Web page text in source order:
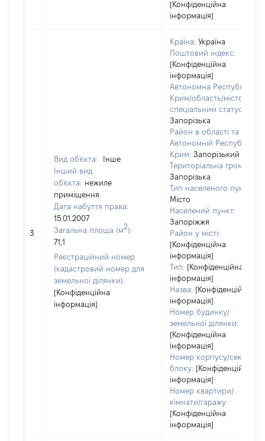
[Конфіденційна
інформація]
3
Вид об'єкта:
Інше
Інший вид
об'єкта: нежиле
приміщення
Дата набуття права:
15.01.2007
Загальна площа (м2):
71,1
Реєстраційний номер
(кадастровий номер для
земельної ділянки):
[Конфіденційна
інформація]
Країна: Україна
Поштовий індекс:
[Конфіденційна
інформація]
Автономна Республіка
Крим/область/місто зі
спеціальним статусом:
Запорізька
Район в області та
Автономній Республіці
Крим: Запорізький
Територіальна громада:
Запорізька
Тип населеного пункту:
Місто
Населений пункт:
Запоріжжя
Район у місті:
[Конфіденційна
інформація]
Тип: [Конфіденційна
інформація]
Назва: [Конфіденційна
інформація]
Номер будинку/
земельної ділянки:
[Конфіденційна
інформація]
Номер корпусу/секції/
блоку: [Конфіденційна
інформація]
Номер квартири/
кімнати/гаражу:
[Конфіденційна
інформація]